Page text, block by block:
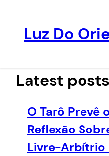
conteúdo
Luz Do
Latest posts
O Tarô Prevê
Reflexão
Livre-Arbítrio